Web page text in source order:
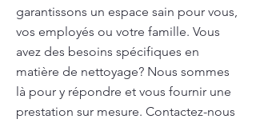
garantissons un espace sain pour vous,
vos employés ou votre famille. Vous
avez des besoins spécifiques en
matière de nettoyage? Nous sommes
là pour y répondre et vous fournir une
prestation sur mesure. Contactez-nous